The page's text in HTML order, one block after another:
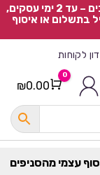
חדש! משלוח אקספרס בהתאם לרשימת היישובים – עד 2 ימי עסקים,
בתשלום או איסוף
לקוחות
Cart
0
₪0.00
או איסוף עצמי מהסניפים